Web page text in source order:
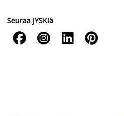
Seuraa JYSKiä
   